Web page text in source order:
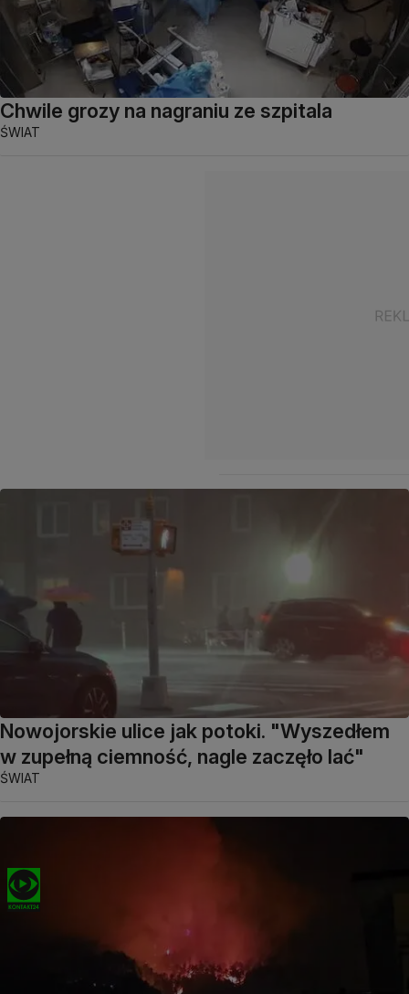
Chwile grozy na nagraniu ze szpitala
ŚWIAT
Nowojorskie ulice jak potoki. "Wyszedłem
w zupełną ciemność, nagle zaczęło lać"
ŚWIAT